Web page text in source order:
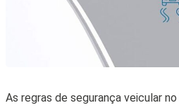
As regras de segurança veicular